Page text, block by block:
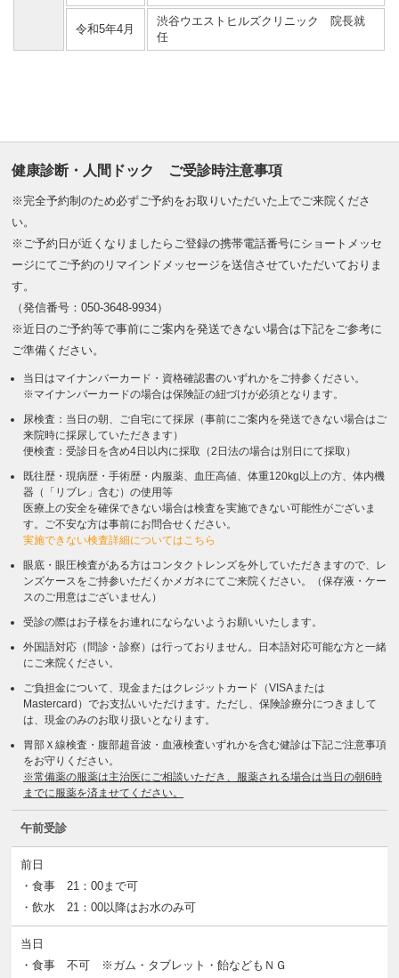
令和5年4月
渋谷ウエストヒルズクリニック 院長就
任
健康診断・人間ドック ご受診時注意事項
※完全予約制のため必ずご予約をお取りいただいた上でご来院くださ
い。
※ご予約日が近くなりましたらご登録の携帯電話番号にショートメッセ
ージにてご予約のリマインドメッセージを送信させていただいておりま
す。
（発信番号：050-3648-9934）
※近日のご予約等で事前にご案内を発送できない場合は下記をご参考に
ご準備ください。
当日はマイナンバーカード・資格確認書のいずれかをご持参ください。
※マイナンバーカードの場合は保険証の紐づけが必須となります。
尿検査：当日の朝、ご自宅にて採尿（事前にご案内を発送できない場合はご
来院時に採尿していただきます）
便検査：受診日を含め4日以内に採取（2日法の場合は別日にて採取）
既往歴・現病歴・手術歴・内服薬、血圧高値、体重120kg以上の方、体内機
器（「リブレ」含む）の使用等
医療上の安全を確保できない場合は検査を実施できない可能性がございま
す。ご不安な方は事前にお問合せください。
実施できない検査詳細についてはこちら
眼底・眼圧検査がある方はコンタクトレンズを外していただきますので、レ
ンズケースをご持参いただくかメガネにてご来院ください。（保存液・ケー
スのご用意はございません）
受診の際はお子様をお連れにならないようお願いいたします。
外国語対応（問診・診察）は行っておりません。日本語対応可能な方と一緒
にご来院ください。
ご負担金について、現金またはクレジットカード（VISAまたは
Mastercard）でお支払いいただけます。ただし、保険診療分につきまして
は、現金のみのお取り扱いとなります。
胃部Ｘ線検査・腹部超音波・血液検査いずれかを含む健診は下記ご注意事項
をお守りください。
※常備薬の服薬は主治医にご相談いただき、服薬される場合は当日の朝6時
までに服薬を済ませてください。
午前受診
前日
・食事 21：00まで可
・飲水 21：00以降はお水のみ可
当日
・食事 不可 ※ガム・タブレット・飴などもＮＧ